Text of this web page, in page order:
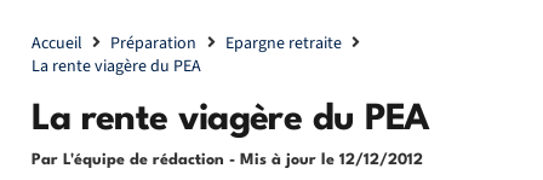
Accueil Préparation
Epargne retraite
La rente viagère du PEA
La rente viagère du PEA
Par L'équipe de rédaction - Mis à jour le 12/12/2012